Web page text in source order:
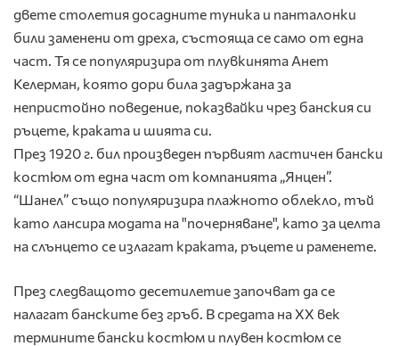
двете столетия досадните туника и панталонки
били заменени от дреха, състояща се само от една
част. Тя се популяризира от плувкинята Анет
Келерман, която дори била задържана за
непристойно поведение, показвайки чрез банския си
ръцете, краката и шията си.
През 1920 г. бил произведен първият ластичен бански
костюм от една част от компанията „Янцен”.
“Шанел” също популяризира плажното облекло, тъй
като лансира модата на "почерняване", като за целта
на слънцето се излагат краката, ръцете и раменете.
През следващото десетилетие започват да се
налагат банските без гръб. В средата на XX век
термините бански костюм и плувен костюм се